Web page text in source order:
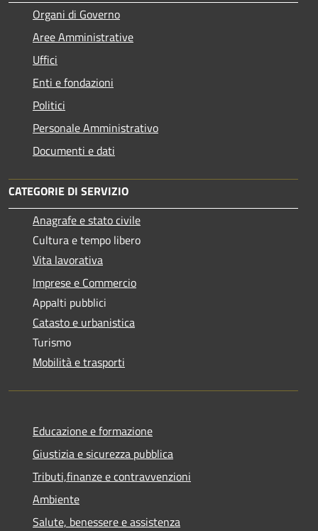
Organi di Governo
Aree Amministrative
Uffici
Enti e fondazioni
Politici
Personale Amministrativo
Documenti e dati
CATEGORIE DI SERVIZIO
Anagrafe e stato civile
Cultura e tempo libero
Vita lavorativa
Imprese e Commercio
Appalti pubblici
Catasto e urbanistica
Turismo
Mobilità e trasporti
Educazione e formazione
Giustizia e sicurezza pubblica
Tributi,finanze e contravvenzioni
Ambiente
Salute, benessere e assistenza